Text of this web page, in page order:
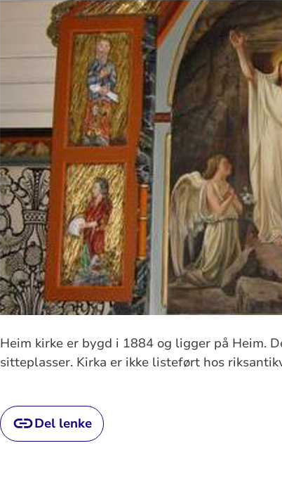
Heim kirke er bygd i 1884 og ligger på Heim.
sitteplasser. Kirka er ikke listeført hos
Del lenke